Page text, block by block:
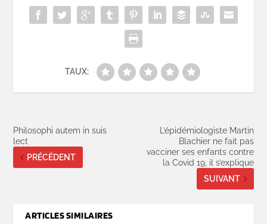
TAUX:
Philosophi autem in suis
lect
PRÉCÉDENT
L’épidémiologiste Martin
Blachier ne fait pas
vacciner ses enfants contre
la Covid 19, il s’explique
SUIVANT
ARTICLES SIMILAIRES